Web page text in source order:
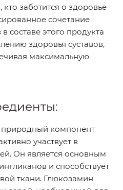
заботится о здоровье
сочетание
составе этого продукта
здоровья суставов,
максимальную
природный компонент
участвует в
Он является основным
и способствует
ткани. Глюкозамин